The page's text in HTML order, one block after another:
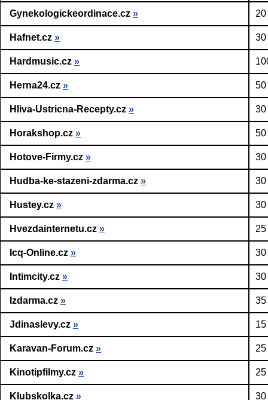
Gynekologickeordinace.cz »
Hafnet.cz » 30
Hardmusic.cz »
Herna24.cz » 50
Hliva-Ustricna-Recepty.cz » 30
Horakshop.cz » 50
Hotove-Firmy.cz » 30
Hudba-ke-stazeni-zdarma.cz » 30
Hustey.cz » 30
Hvezdainternetu.cz »
Icq-Online.cz » 30
Intimcity.cz » 30
Izdarma.cz » 35
Jdinaslevy.cz »
Karavan-Forum.cz »
Kinotipfilmy.cz »
Klubskolka.cz » 30